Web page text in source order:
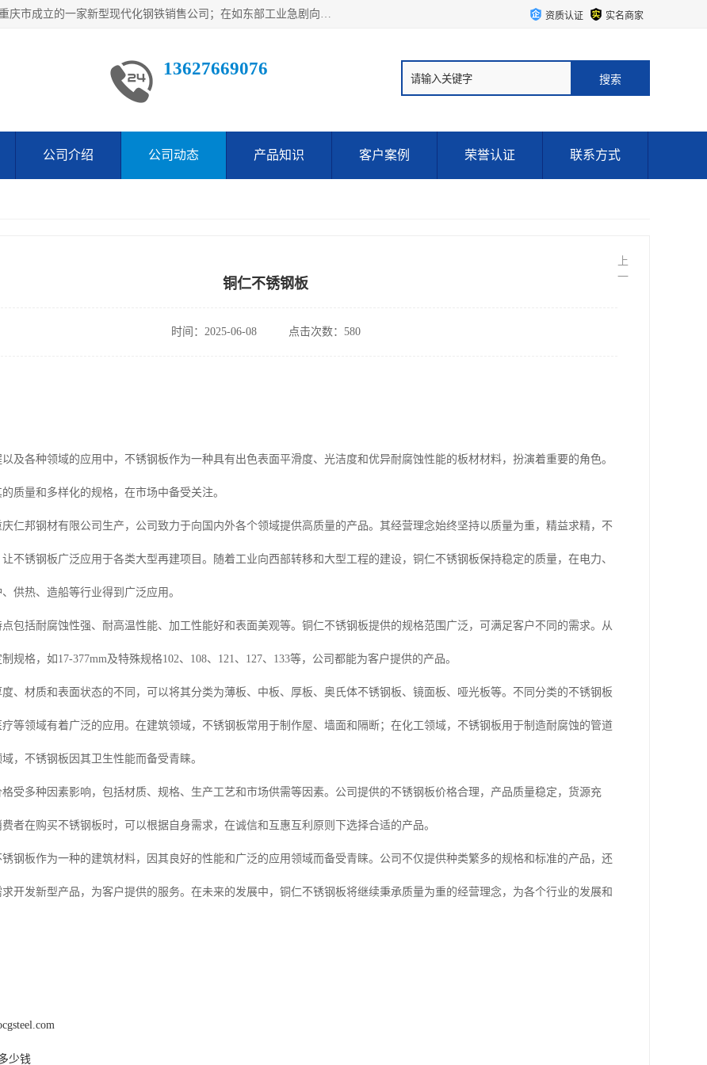
重庆仁邦钢材有限公司是西南地区钢铁物资企业家合资共同在重庆市成立的一家新型现代化钢铁销售公司；在如东部工业急剧向西部转移，西部大建工厂区及国家水利水电项目，我司力抓不断完善自我产品结构优化，让自己的钢铁产品广泛传播于这些大型再建项目 资质认证 实名商家
13627669076
公司介绍 公司动态 产品知识 客户案例 荣誉认证 联系方式
铜仁不锈钢板
时间：2025-06-08 点击次数：580
及各种领域的应用中，不锈钢板作为一种具有出色表面平滑度、光洁度和优异耐腐蚀性能的板材材料，扮演着重要的角色。
质量和多样化的规格，在市场中备受关注。
仁邦钢材有限公司生产，公司致力于向国内外各个领域提供高质量的产品。其经营理念始终坚持以质量为重，精益求精，不
不锈钢板广泛应用于各类大型再建项目。随着工业向西部转移和大型工程的建设，铜仁不锈钢板保持稳定的质量，在电力、
供热、造船等行业得到广泛应用。
包括耐腐蚀性强、耐高温性能、加工性能好和表面美观等。铜仁不锈钢板提供的规格范围广泛，可满足客户不同的需求。从
规格，如17-377mm及特殊规格102、108、121、127、133等，公司都能为客户提供的产品。
、材质和表面状态的不同，可以将其分类为薄板、中板、厚板、奥氏体不锈钢板、镜面板、哑光板等。不同分类的不锈钢板
等领域有着广泛的应用。在建筑领域，不锈钢板常用于制作屋、墙面和隔断；在化工领域，不锈钢板用于制造耐腐蚀的管道
，不锈钢板因其卫生性能而备受青睐。
受多种因素影响，包括材质、规格、生产工艺和市场供需等因素。公司提供的不锈钢板价格合理，产品质量稳定，货源充
者在购买不锈钢板时，可以根据自身需求，在诚信和互惠互利原则下选择合适的产品。
钢板作为一种的建筑材料，因其良好的性能和广泛的应用领域而备受青睐。公司不仅提供种类繁多的规格和标准的产品，还
开发新型产品，为客户提供的服务。在未来的发展中，铜仁不锈钢板将继续秉承质量为重的经营理念，为各个行业的发展和
上
一
少钱